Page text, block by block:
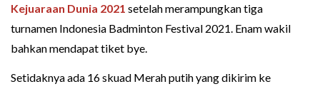
Kejuaraan Dunia 2021 setelah merampungkan tiga
turnamen Indonesia Badminton Festival 2021. Enam wakil
bahkan mendapat tiket bye.
Setidaknya ada 16 skuad Merah putih yang dikirim ke